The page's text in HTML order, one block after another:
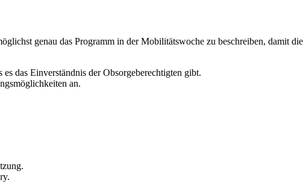
genau das Programm in der Mobilitätswoche zu beschreiben, damit
das Einverständnis der Obsorgeberechtigten gibt.
an.